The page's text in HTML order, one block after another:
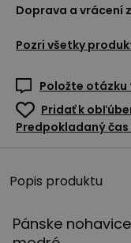
Doprava a vrácení
Pozri všetky
Položte
Pridať k
Predpokladaný
Popis produktu
Pánske